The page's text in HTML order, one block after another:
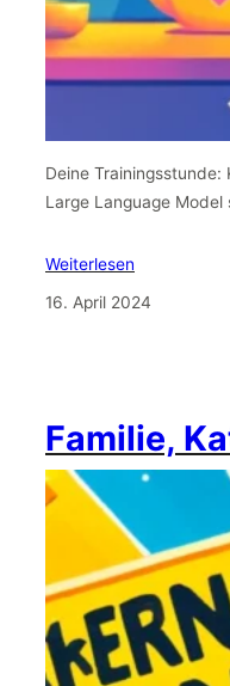
Deine
Large Language
Weiterlesen
16. April 2024
Familie,